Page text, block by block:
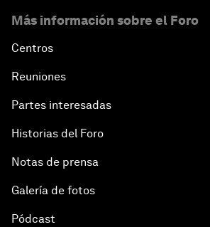
Más información sobre el Foro
Centros
Reuniones
Partes interesadas
Historias del Foro
Notas de prensa
Galería de fotos
Pódcast